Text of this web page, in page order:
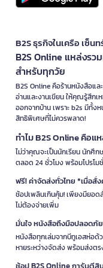
B2S ธุรกิจในเครือ เซ็
B2S Online แหล่งรว
สำหรับทุกวัย
B2S Online คือร้านหนังสือแ
อ่านและงานเขียน ให้คุณรู้สึก
ออกจากบ้าน เพราะ b2s มีทั้
สิทธิพิเศษที่ไม่ควรพลาด!
ทำไม B2S Online คือ
ไม่ว่าคุณจะเป็นนักเรียน นักศึ
ตลอด 24 ชั่วโมง พร้อมโปรโ
ฟรี! ค่าจัดส่งทั่วไทย *เมื่อ
ช้อปเพลินเกินคุ้ม! เพียงมียอ
ไม่ต้องจ่ายเพิ่ม
มั่นใจ หนังสือถึงมือปลอดภั
หนังสือทุกเล่มจากบีทูเอสห่อด้
หายระหว่างจัดส่ง พร้อมส่ง
ช้อป B2S Online การันตีสิ